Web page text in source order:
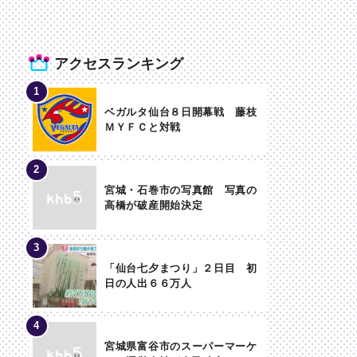
アクセスランキング
ベガルタ仙台８日開幕戦 藤枝
ＭＹＦＣと対戦
宮城・石巻市の写真館 写真の
高橋が破産開始決定
「仙台七夕まつり」２日目 初
日の人出６６万人
宮城県富谷市のスーパーマーケ